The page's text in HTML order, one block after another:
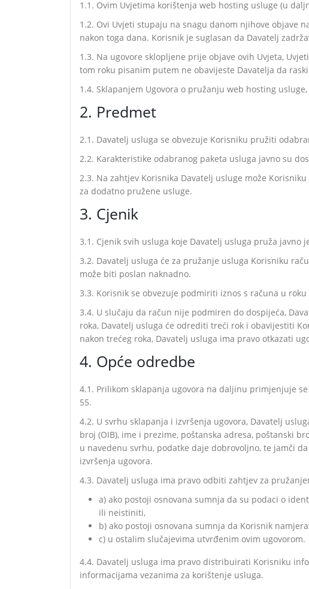
1.1. Ovim Uvjetima korištenja web hosting usluge (u
1.2. Ovi Uvjeti stupaju na snagu danom njihove objave
nakon toga dana. Korisnik je suglasan da Davatelj
1.3. Na ugovore sklopljene prije objave ovih Uvjeta,
tom roku pisanim putem ne obavijeste Davatelja da
1.4. Sklapanjem Ugovora o pružanju web hosting
2. Predmet
2.1. Davatelj usluga se obvezuje Korisniku pružiti
2.2. Karakteristike odabranog paketa usluga javno su
2.3. Na zahtjev Korisnika Davatelj usluge može
za dodatno pružene usluge.
3. Cjenik
3.1. Cjenik svih usluga koje Davatelj usluga pruža
3.2. Davatelj usluga će za pružanje usluga Korisniku
može biti poslan naknadno.
3.3. Korisnik se obvezuje podmiriti iznos s računa u roku
3.4. U slučaju da račun nije podmiren do dospijeća,
roka, Davatelj usluga će odrediti treći rok i obavijestiti
nakon trećeg roka, Davatelj usluga ima pravo otkazati
4. Opće odredbe
4.1. Prilikom sklapanja ugovora na daljinu primjenjuje
55.
4.2. U svrhu sklapanja i izvršenja ugovora, Davatelj
broj (OIB), ime i prezime, poštanska adresa, poštanski
u navedenu svrhu, podatke daje dobrovoljno, te jamči
izvršenja ugovora.
4.3. Davatelj usluga ima pravo odbiti zahtjev za
a) ako postoji osnovana sumnja da su podaci o
ili neistiniti,
b) ako postoji osnovana sumnja da Korisnik
c) u ostalim slučajevima utvrđenim ovim ugovorom.
4.4. Davatelj usluga ima pravo distribuirati Korisniku
informacijama vezanima za korištenje usluga.